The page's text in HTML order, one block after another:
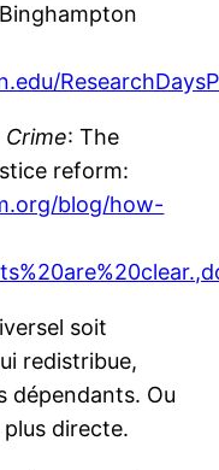
: The
reform:
blog/how-
soit
redistribue,
dépendants. Ou
directe.